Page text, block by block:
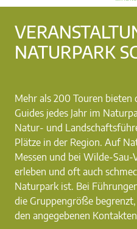
NATURPARK
Mehr als 200 Touren
Guides jedes Jahr im
Natur- und
Plätze in der Region. Auf
Messen und bei Wilde-
erleben und oft auch
Naturpark ist. Bei
die Gruppengröße
den angegebenen